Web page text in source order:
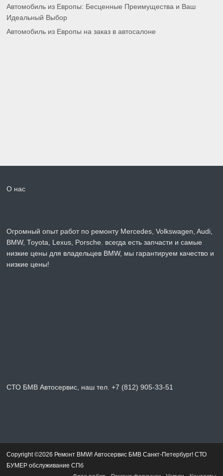
Автомобиль из Европы: Бесценные Преимущества и Ваш
Идеальный Выбор
Автомобиль из Европы на заказ в автосалоне
О нас
Огромный опыт работ по ремонту Mercedes, Volkswagen, Audi,
BMW, Toyota, Lexus, Porsche. всегда есть запчасти и самые
низкие цены для владельцев BMW, мы гарантируем качество и
низкие цены!
СТО БМВ Автосервис, наш тел. +7 (812) 905-33-51
Copyright ©2026 Ремонт BMW! Автосервис БМВ Санкт-Петербург! СТО
БУМЕР обслуживание СПб